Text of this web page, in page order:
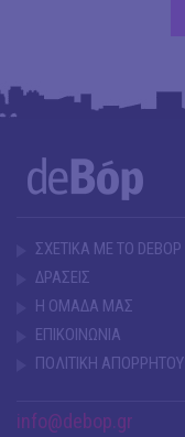
ΣΧΕΤΙΚΑ ΜΕ ΤΟ DEBOP
ΔΡΑΣΕΙΣ
Η ΟΜΑΔΑ ΜΑΣ
ΕΠΙΚΟΙΝΩΝΙΑ
ΠΟΛΙΤΙΚΗ ΑΠΟΡΡΗΤΟΥ
info@debop.gr